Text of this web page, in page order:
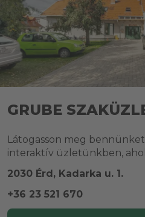
GRUBE
Látogasson meg
interaktív üzletünkben,
2030 Érd, Kadarka u. 1.
+36 23 521 670